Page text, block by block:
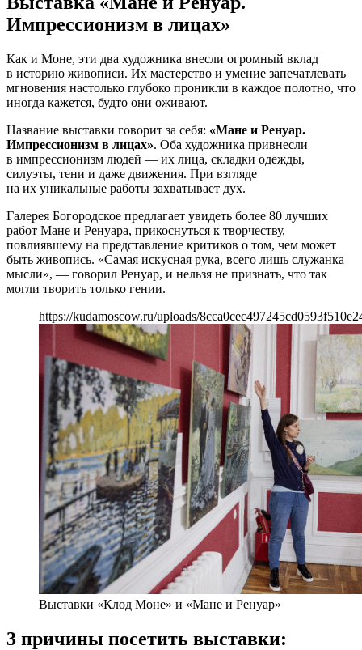
Импрессионизм в лицах»
Как и Моне, эти два художника внесли огромный вклад
в историю живописи. Их мастерство и умение запечатлевать
мгновения настолько глубоко проникли в каждое полотно, что
иногда кажется, будто они оживают.
Название выставки говорит за себя: «Мане и Ренуар.
Импрессионизм в лицах». Оба художника привнесли
в импрессионизм людей — их лица, складки одежды,
силуэты, тени и даже движения. При взгляде
на их уникальные работы захватывает дух.
Галерея Богородское предлагает увидеть более 80 лучших
работ Мане и Ренуара, прикоснуться к творчеству,
повлиявшему на представление критиков о том, чем может
быть живопись. «Самая искусная рука, всего лишь служанка
мысли», — говорил Ренуар, и нельзя не признать, что так
могли творить только гении.
https://kudamoscow.ru/uploads/
Выставки «Клод Моне» и «Мане и Ренуар»
3 причины посетить выставки: